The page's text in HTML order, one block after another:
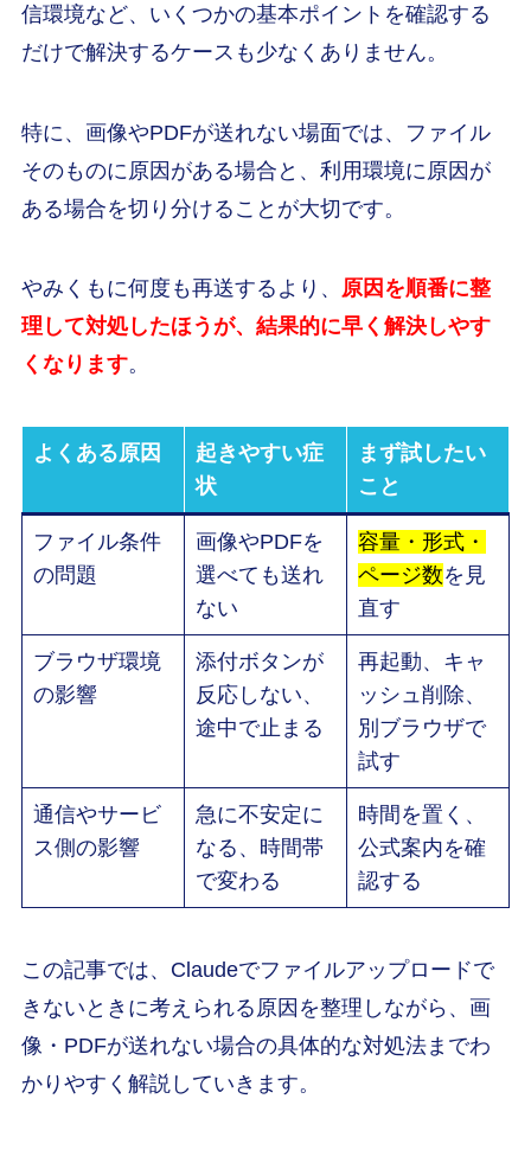
信環境など、いくつかの基本ポイントを確認する
だけで解決するケースも少なくありません。
特に、画像やPDFが送れない場面では、ファイル
そのものに原因がある場合と、利用環境に原因が
ある場合を切り分けることが大切です。
やみくもに何度も再送するより、 原因を順番に整
理して対処したほうが、結果的に早く解決しやす
くなります。
よくある原因
起きやすい症
状
まず試したい
こと
ファイル条件
の問題
画像やPDFを
選べても送れ
ない
容量・形式・
ページ数を見
直す
ブラウザ環境
の影響
添付ボタンが
反応しない、
途中で止まる
再起動、キャ
ッシュ削除、
別ブラウザで
試す
通信やサービ
ス側の影響
急に不安定に
なる、時間帯
で変わる
時間を置く、
公式案内を確
認する
この記事では、Claudeでファイルアップロードで
きないときに考えられる原因を整理しながら、画
像・PDFが送れない場合の具体的な対処法までわ
かりやすく解説していきます。